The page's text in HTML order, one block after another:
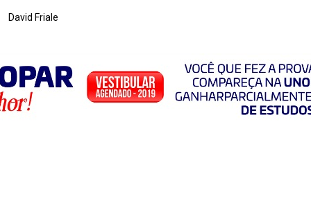
David Friale